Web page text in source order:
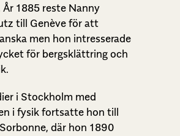
År 1885 reste Nanny
till Genève för att
men hon intresserade
för bergsklättring och
i Stockholm med
i fysik fortsatte hon till
där hon 1890